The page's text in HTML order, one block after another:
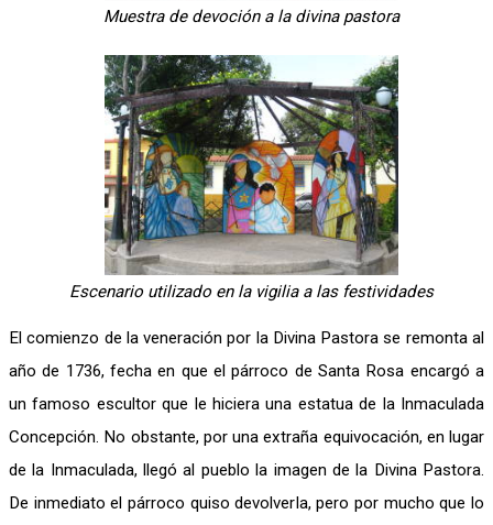
Muestra de devoción a la divina pastora
Escenario utilizado en la vigilia a las festividades
El comienzo de la veneración por la Divina Pastora se remonta al
año de 1736, fecha en que el párroco de Santa Rosa encargó a
un famoso escultor que le hiciera una estatua de la Inmaculada
Concepción. No obstante, por una extraña equivocación, en lugar
de la Inmaculada, llegó al pueblo la imagen de la Divina Pastora.
De inmediato el párroco quiso devolverla, pero por mucho que lo